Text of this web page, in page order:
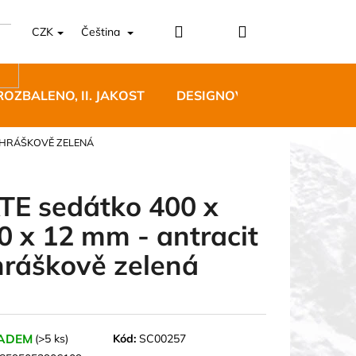
CZK Čeština PřihlášeníNákupní
II. JAKOST DESIGNOVÝ NÁBYTEK
ZELENÁ
sedátko 400 x
x 12 mm - antracit
zelená
(>5 ks) Kód: SC00257
BĚŽECKÉ TRAILOVÉ